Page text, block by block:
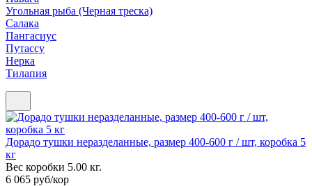
Угольная рыба (Черная треска)
Салака
Пангасиус
Путассу
Нерка
Тилапия
Дорадо тушки неразделанные, размер 400-600 г / шт, коробка 5
кг
Вес коробки 5.00 кг.
6 065 руб/кор